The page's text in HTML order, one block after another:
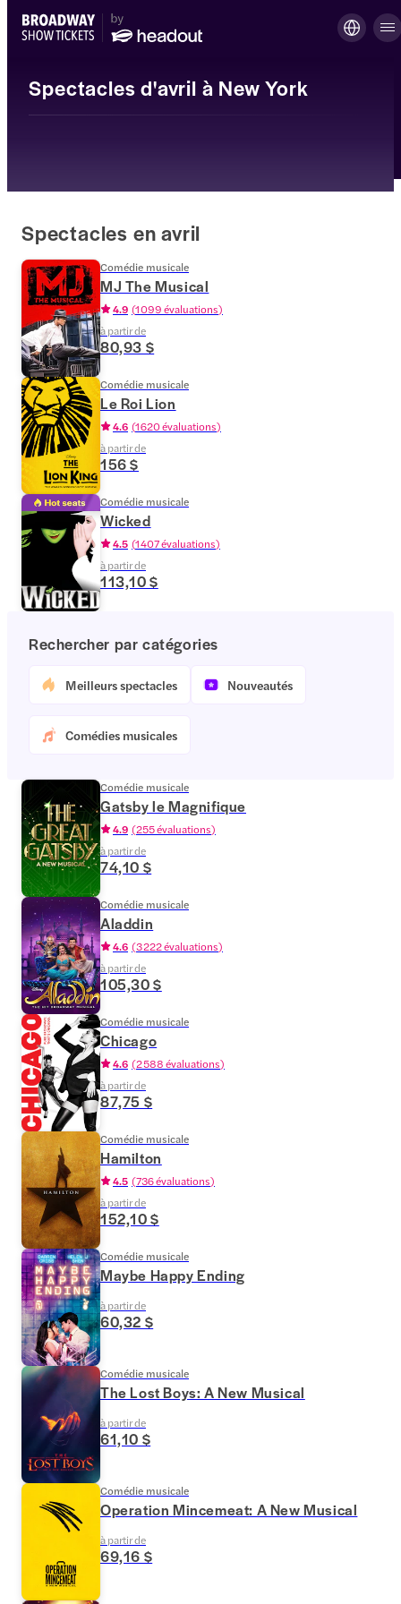
Spectacles d'avril à New York
Spectacles en avril
Comédie musicale
MJ The Musical
4.9 (1 099 évaluations)
à partir de
80,93 $
Comédie musicale
Le Roi Lion
4.6 (1 620 évaluations)
à partir de
156 $
Comédie musicale
Wicked
4.5 (1 407 évaluations)
à partir de
113,10 $
Rechercher par catégories
Meilleurs spectacles Nouveautés
Comédies musicales
Comédie musicale
Gatsby le Magnifique
4.9 (255 évaluations)
à partir de
74,10 $
Comédie musicale
Aladdin
4.6 (3 222 évaluations)
à partir de
105,30 $
Comédie musicale
Chicago
4.6 (2 588 évaluations)
à partir de
87,75 $
Comédie musicale
Hamilton
4.5 (736 évaluations)
à partir de
152,10 $
Comédie musicale
Maybe Happy Ending
à partir de
60,32 $
Comédie musicale
The Lost Boys: A New Musical
à partir de
61,10 $
Comédie musicale
Operation Mincemeat: A New Musical
à partir de
69,16 $